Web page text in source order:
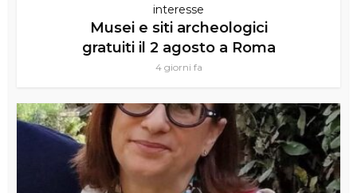
interesse
Musei e siti archeologici
gratuiti il 2 agosto a Roma
4 giorni fa